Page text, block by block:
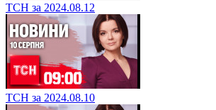
ТСН за 2024.08.12
ТСН за 2024.08.10